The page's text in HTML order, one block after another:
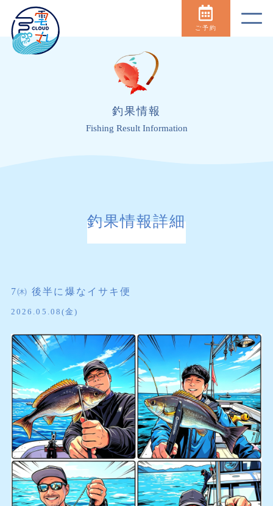
ご予約
釣果情報
Fishing Result Information
釣果情報詳細
7㈭ 後半に爆なイサキ便
2026.05.08(金)